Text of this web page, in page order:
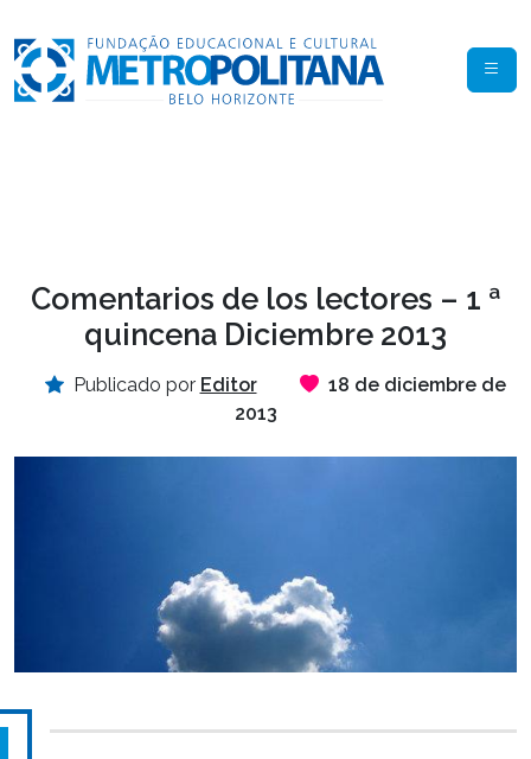
Comentarios de los lectores – 1 ª
quincena Diciembre 2013
Publicado por Editor
18 de diciembre de
2013